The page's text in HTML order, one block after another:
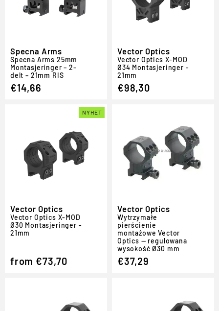
Specna Arms
Specna Arms 25mm
Montasjeringer – 2-
delt – 21mm RIS
€14,66
Vector Optics
Vector Optics X-MOD
Ø34 Montasjeringer -
21mm
€98,30
NYHET
Vector Optics
Vector Optics X-MOD
Ø30 Montasjeringer -
21mm
from €73,70
Vector Optics
Wytrzymałe
pierścienie
montażowe Vector
Optics — regulowana
wysokość Ø30 mm
€37,29